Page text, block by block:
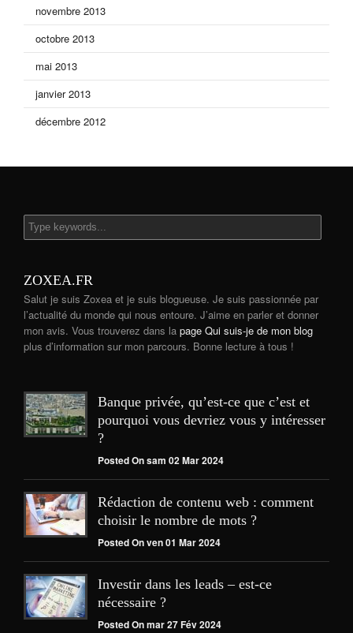
novembre 2013
octobre 2013
mai 2013
janvier 2013
décembre 2012
ZOXEA.FR
Salut je suis Zoxea et je suis blogueuse. Je suis passionnée par
l’actualité du monde qui nous entoure. J’aime en parler et donner
mon avis. Vous trouverez dans la page Qui suis-je de mon blog
plus d’information sur mon parcours. Bonne lecture à tous !
Banque privée, qu’est-ce que c’est et
pourquoi vous devriez vous y intéresser
?
Posted On sam 02 Mar 2024
Rédaction de contenu web : comment
choisir le nombre de mots ?
Posted On ven 01 Mar 2024
Investir dans les leads – est-ce
nécessaire ?
Posted On mar 27 Fév 2024